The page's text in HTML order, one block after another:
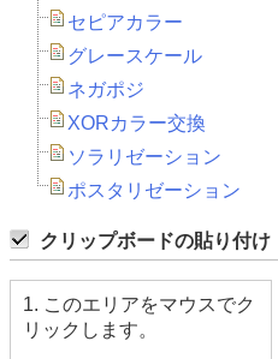
セピアカラー
グレースケール
ネガポジ
XORカラー交換
ソラリゼーション
ポスタリゼーション
クリップボードの貼り付け
1. このエリアをマウスでク
リックします。